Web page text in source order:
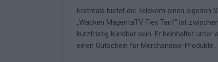
Erstmals bietet die Telekom einen eigenen
„Wacken MagentaTV Flex Tarif“ ist
kurzfristig kündbar sein. Er beinhaltet unter
einen Gutschein für Merchandise-Produkte.